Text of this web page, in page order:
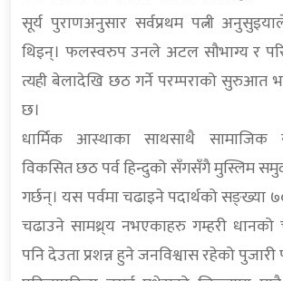
सूर्य पुराणअनुसार सर्वप्रथम पत्नी
थिइन्। फलस्वरुप उनले अटल सौभाग्य र
त्यही बेलादेखि छठ गर्ने परम्पराको
छ।
धार्मिक आस्थाका साथसाथै सामाजिक
विकसित छठ पर्व हिन्दुको सँगसँगै मुस्लिम
गर्छन्। यस पर्वमा चढाइने पदार्थको सङ्ख्या
चढाउने सामथ्र्य नभएकाहरु गम्हरी धानको
पनि देउता प्रशन्न हुने जनविश्वास रहेको